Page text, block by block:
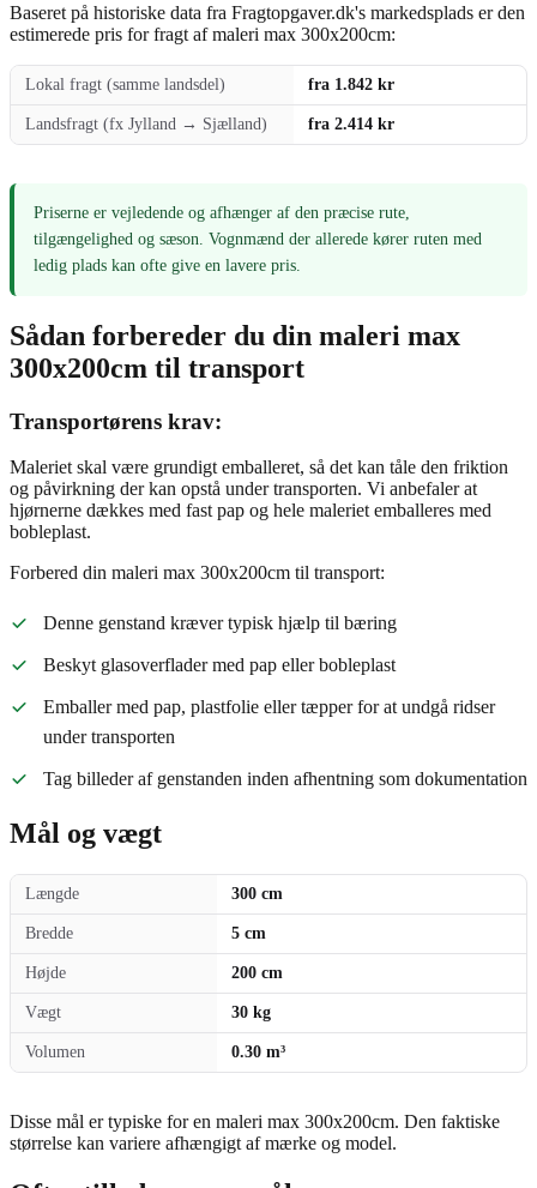
Baseret på historiske data fra Fragtopgaver.dk's markedsplads er den
estimerede pris for fragt af maleri max 300x200cm:
Lokal fragt (samme landsdel) fra 1.842 kr
Landsfragt (fx Jylland → Sjælland) fra 2.414 kr
Priserne er vejledende og afhænger af den præcise rute,
tilgængelighed og sæson. Vognmænd der allerede kører ruten med
ledig plads kan ofte give en lavere pris.
Sådan forbereder du din maleri max
300x200cm til transport
Transportørens krav:
Maleriet skal være grundigt emballeret, så det kan tåle den friktion
og påvirkning der kan opstå under transporten. Vi anbefaler at
hjørnerne dækkes med fast pap og hele maleriet emballeres med
bobleplast.
Forbered din maleri max 300x200cm til transport:
Denne genstand kræver typisk hjælp til bæring
Beskyt glasoverflader med pap eller bobleplast
Emballer med pap, plastfolie eller tæpper for at undgå ridser
under transporten
Tag billeder af genstanden inden afhentning som dokumentation
Mål og vægt
Længde 300 cm
Bredde 5 cm
Højde 200 cm
Vægt 30 kg
Volumen 0.30 m³
Disse mål er typiske for en maleri max 300x200cm. Den faktiske
størrelse kan variere afhængigt af mærke og model.